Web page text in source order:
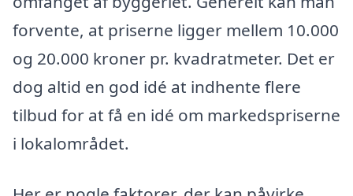
forvente, at priserne ligger mellem 10.000
og 20.000 kroner pr. kvadratmeter. Det er
dog altid en god idé at indhente flere
tilbud for at få en idé om markedspriserne
i lokalområdet.